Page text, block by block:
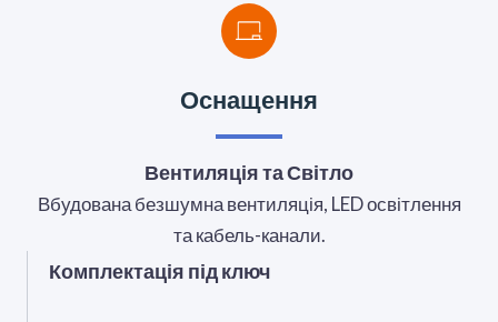
Оснащення
Вентиляція та Світло
Вбудована безшумна вентиляція, LED освітлення
та кабель-канали.
Комплектація під ключ